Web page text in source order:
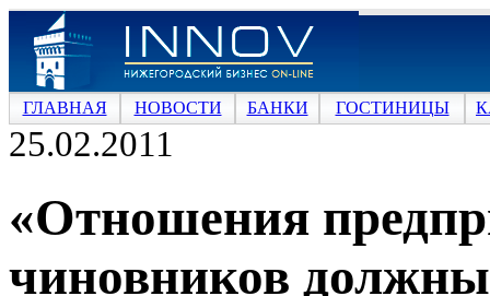
ГЛАВНАЯ НОВОСТИ БАНКИ ГОСТИНИЦЫ
25.02.2011
«Отношения
чиновников